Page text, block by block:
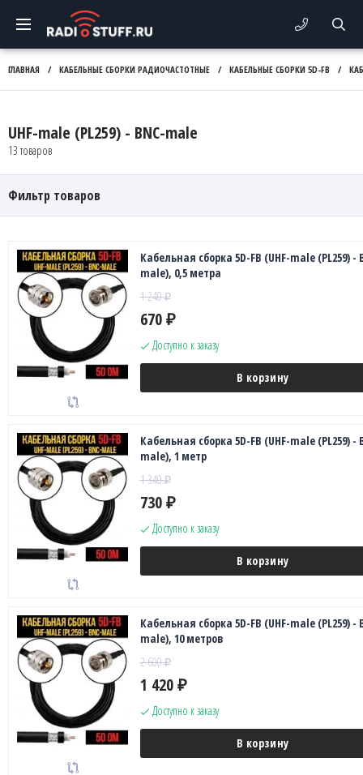
ГЛАВНАЯ / КАБЕЛЬНЫЕ СБОРКИ РАДИОЧАСТОТНЫЕ / КАБЕЛЬНЫЕ СБОРКИ 5D-FB /
UHF-male (PL259) - BNC-male
13 товаров
Фильтр товаров
Кабельная сборка 5D-FB (UHF-male (PL259) -
male), 0,5 метра
1 240₽
670 ₽
Доступно к заказу
В корзину
Кабельная сборка 5D-FB (UHF-male (PL259) -
male), 1 метр
1 340₽
730 ₽
Доступно к заказу
В корзину
Кабельная сборка 5D-FB (UHF-male (PL259) -
male), 10 метров
2 600₽
1 420 ₽
Доступно к заказу
В корзину